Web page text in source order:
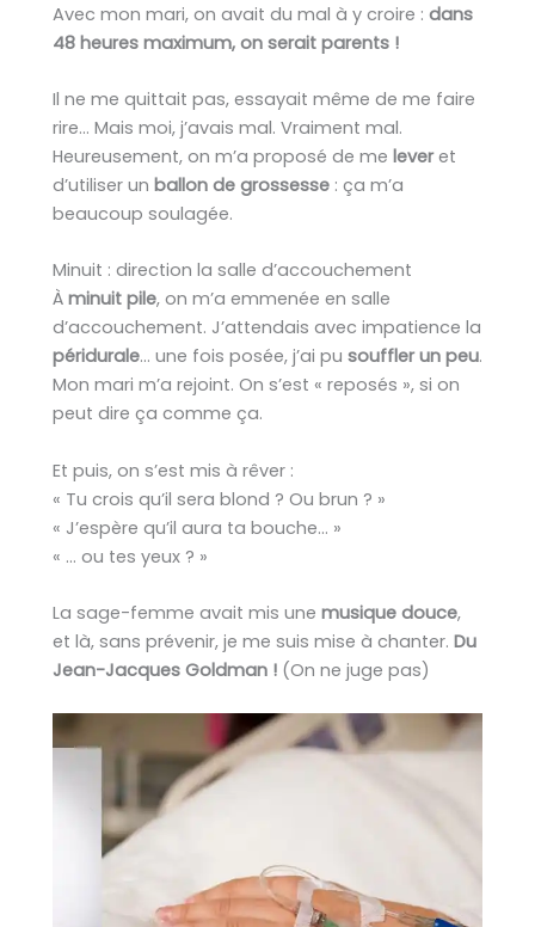
Avec mon mari, on avait du mal à y croire : dans
48 heures maximum, on serait parents !
Il ne me quittait pas, essayait même de me faire
rire… Mais moi, j’avais mal. Vraiment mal.
Heureusement, on m’a proposé de me leveret
d’utiliser un ballon de grossesse : ça m’a
beaucoup soulagée.
Minuit : direction la salle d’accouchement
À minuit pile, on m’a emmenée en salle
d’accouchement. J’attendais avec impatience la
péridurale… une fois posée, j’ai pu souffler un peu.
Mon mari m’a rejoint. On s’est « reposés », si on
peut dire ça comme ça.
Et puis, on s’est mis à rêver :
« Tu crois qu’il sera blond ? Ou brun ? »
« J’espère qu’il aura ta bouche… »
« … ou tes yeux ? »
La sage-femme avait mis une musique douce,
et là, sans prévenir, je me suis mise à chanter. Du
Jean-Jacques Goldman ! (On ne juge pas)